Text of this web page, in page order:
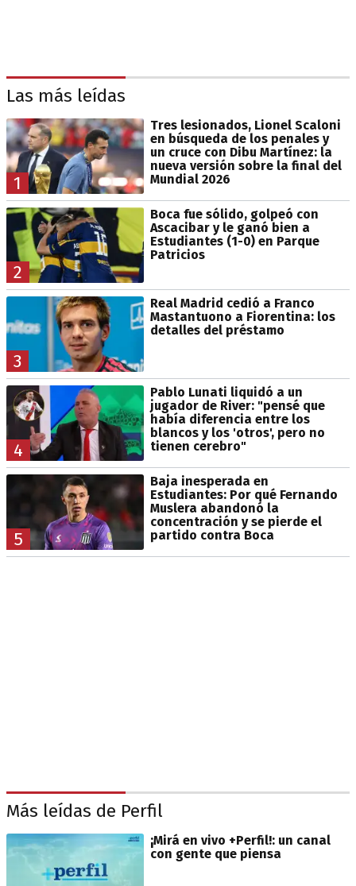
Las más leídas
1
Tres lesionados, Lionel Scaloni
en búsqueda de los penales y
un cruce con Dibu Martínez: la
nueva versión sobre la final del
Mundial 2026
2
Boca fue sólido, golpeó con
Ascacibar y le ganó bien a
Estudiantes (1-0) en Parque
Patricios
3
Real Madrid cedió a Franco
Mastantuono a Fiorentina: los
detalles del préstamo
4
Pablo Lunati liquidó a un
jugador de River: "pensé que
había diferencia entre los
blancos y los 'otros', pero no
tienen cerebro"
5
Baja inesperada en
Estudiantes: Por qué Fernando
Muslera abandonó la
concentración y se pierde el
partido contra Boca
Más leídas de Perfil
¡Mirá en vivo +Perfil!: un canal
con gente que piensa